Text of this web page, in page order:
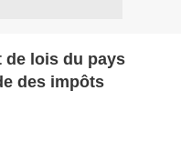
de lois du pays
des impôts